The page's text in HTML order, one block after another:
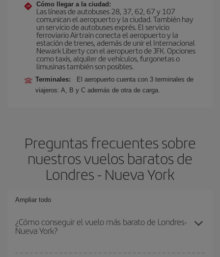
Cómo llegar a la ciudad:
Las líneas de autobuses 28, 37, 62, 67 y 107
comunican el aeropuerto y la ciudad. También hay
un servicio de autobuses exprés. El servicio
ferroviario Airtrain conecta el aeropuerto y la
estación de trenes, además de unir el Internacional
Newark Liberty con el aeropuerto de JFK. Opciones
como taxis, alquiler de vehículos, furgonetas o
limusinas también son posibles.
Terminales:
El aeropuerto cuenta con 3 terminales de
viajeros: A, B y C además de otra de carga.
Preguntas frecuentes sobre
nuestros vuelos baratos de
Londres - Nueva York
Ampliar todo
¿Cómo conseguir el vuelo más barato de Londres-
Nueva York?